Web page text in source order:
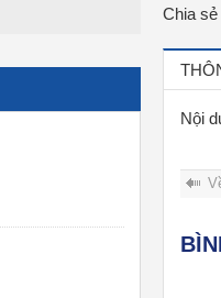
Chia
Nội